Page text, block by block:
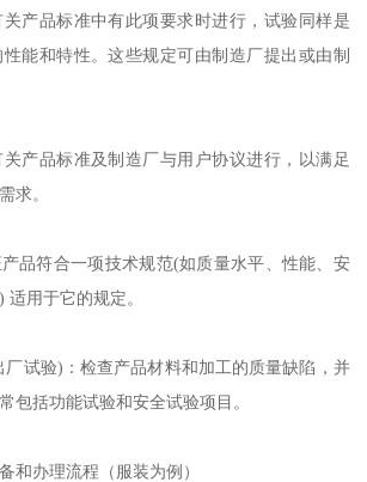
品标准中有此项要求时进行，试验同样是
能和特性。这些规定可由制造厂提出或由制
品标准及制造厂与用户协议进行，以满足
求。
符合一项技术规范(如质量水平、性能、安
用于它的规定。
验)：检查产品材料和加工的质量缺陷，并
包括功能试验和安全试验项目。
办理流程（服装为例）